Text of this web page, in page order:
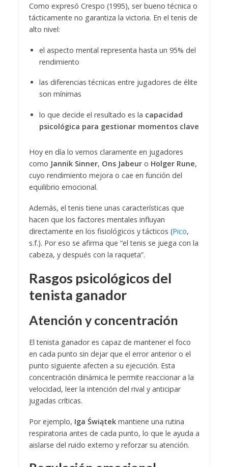
Como expresó Crespo (1995), ser bueno técnica o
tácticamente no garantiza la victoria. En el tenis de
alto nivel:
el aspecto mental representa hasta un 95% del
rendimiento
las diferencias técnicas entre jugadores de élite
son mínimas
lo que decide el resultado es la capacidad
psicológica para gestionar momentos clave
Hoy en día lo vemos claramente en jugadores
como Jannik Sinner, Ons Jabeuro Holger Rune,
cuyo rendimiento mejora o cae en función del
equilibrio emocional.
Además, el tenis tiene unas características que
hacen que los factores mentales influyan
directamente en los fisiológicos y tácticos (Pico,
s.f.). Por eso se afirma que “el tenis se juega con la
cabeza, y después con la raqueta”.
Rasgos psicológicos del
tenista ganador
Atención y concentración
El tenista ganador es capaz de mantener el foco
en cada punto sin dejar que el error anterior o el
punto siguiente afecten a su ejecución. Esta
concentración dinámica le permite reaccionar a la
velocidad, leer la intención del rival y anticipar
jugadas críticas.
Por ejemplo, Iga Świątekmantiene una rutina
respiratoria antes de cada punto, lo que le ayuda a
aislarse del ruido externo y reforzar su atención.